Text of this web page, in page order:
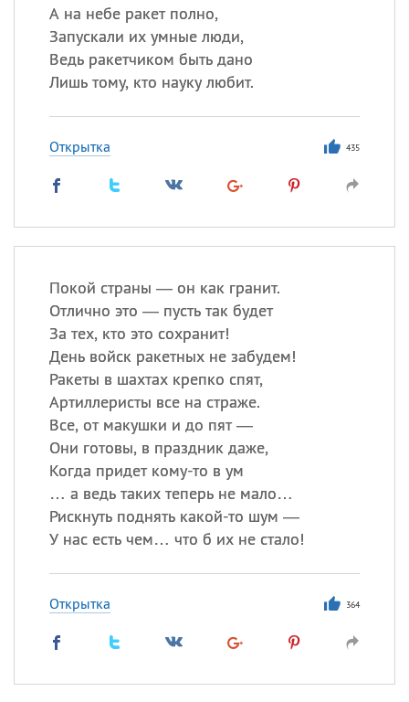
А на небе ракет полно,
Запускали их умные люди,
Ведь ракетчиком быть дано
Лишь тому, кто науку любит.
Открытка 435
Покой страны — он как гранит.
Отлично это — пусть так будет
За тех, кто это сохранит!
День войск ракетных не забудем!
Ракеты в шахтах крепко спят,
Артиллеристы все на страже.
Все, от макушки и до пят —
Они готовы, в праздник даже,
Когда придет кому-то в ум
… а ведь таких теперь не мало…
Рискнуть поднять какой-то шум —
У нас есть чем… что б их не стало!
Открытка 364